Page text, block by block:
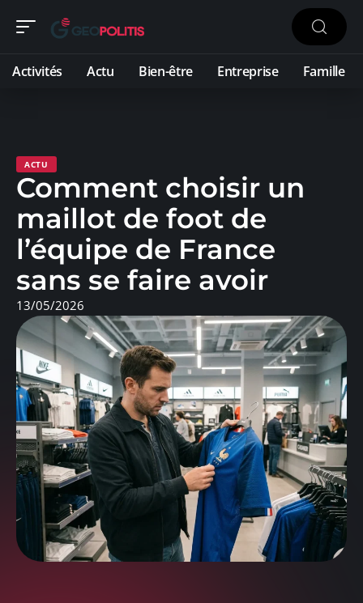
Activités Actu Bien-être Entreprise Famille
ACTU
Comment choisir un
maillot de foot de
l’équipe de France
sans se faire avoir
13/05/2026